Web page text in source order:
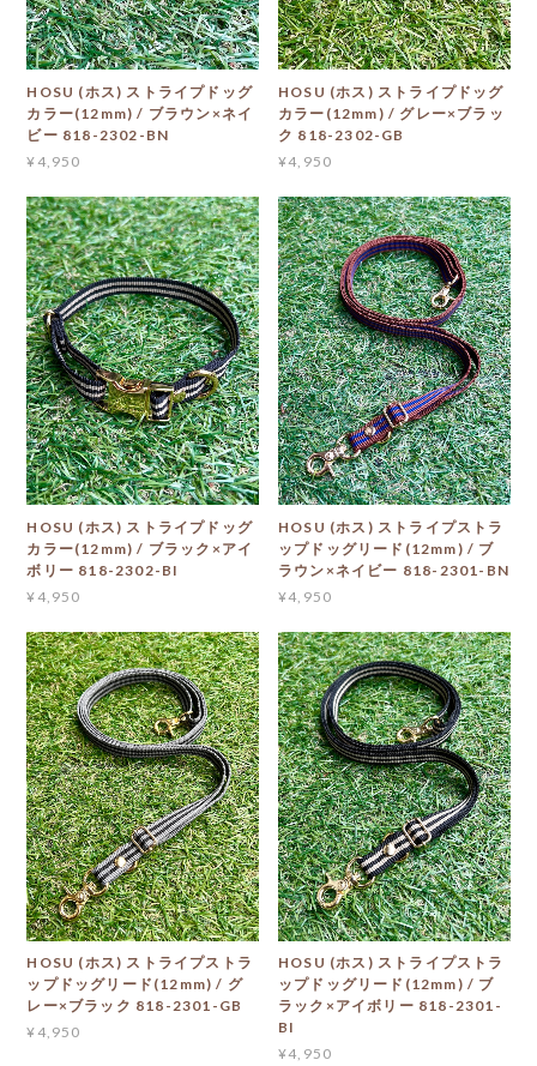
HOSU (ホス) ストライプドッグ
カラー(12mm) / ブラウン×ネイ
ビー 818-2302-BN
¥4,950
HOSU (ホス) ストライプドッグ
カラー(12mm) / グレー×ブラッ
ク 818-2302-GB
¥4,950
HOSU (ホス) ストライプドッグ
カラー(12mm) / ブラック×アイ
ボリー 818-2302-BI
¥4,950
HOSU (ホス) ストライプストラ
ップドッグリード(12mm) / ブ
ラウン×ネイビー 818-2301-BN
¥4,950
HOSU (ホス) ストライプストラ
ップドッグリード(12mm) / グ
レー×ブラック 818-2301-GB
¥4,950
HOSU (ホス) ストライプストラ
ップドッグリード(12mm) / ブ
ラック×アイボリー 818-2301-
BI
¥4,950